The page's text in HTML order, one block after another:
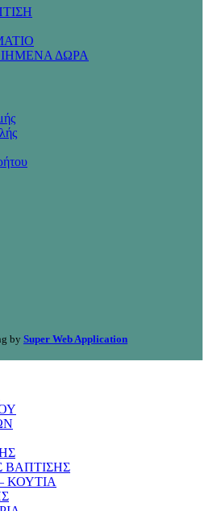
ΔΩΡΑ
by Super Web Application
ΒΑΠΤΙΣΗΣ
ΚΟΥΤΙΑ